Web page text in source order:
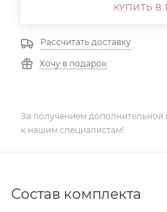
КУПИТЬ В
Рассчитать доставку
Хочу в подарок
За получением
к нашим специалистам!
Состав комплекта